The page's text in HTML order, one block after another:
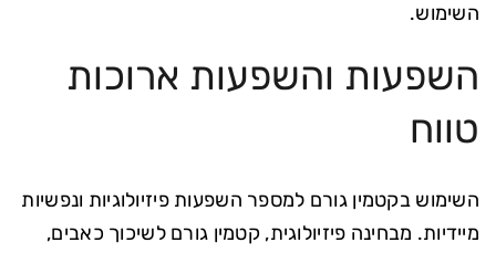
השימוש.
השפעות והשפעות ארוכות
טווח
השימוש בקטמין גורם למספר השפעות פיזיולוגיות ונפשיות
מיידיות. מבחינה פיזיולוגית, קטמין גורם לשיכוך כאבים,